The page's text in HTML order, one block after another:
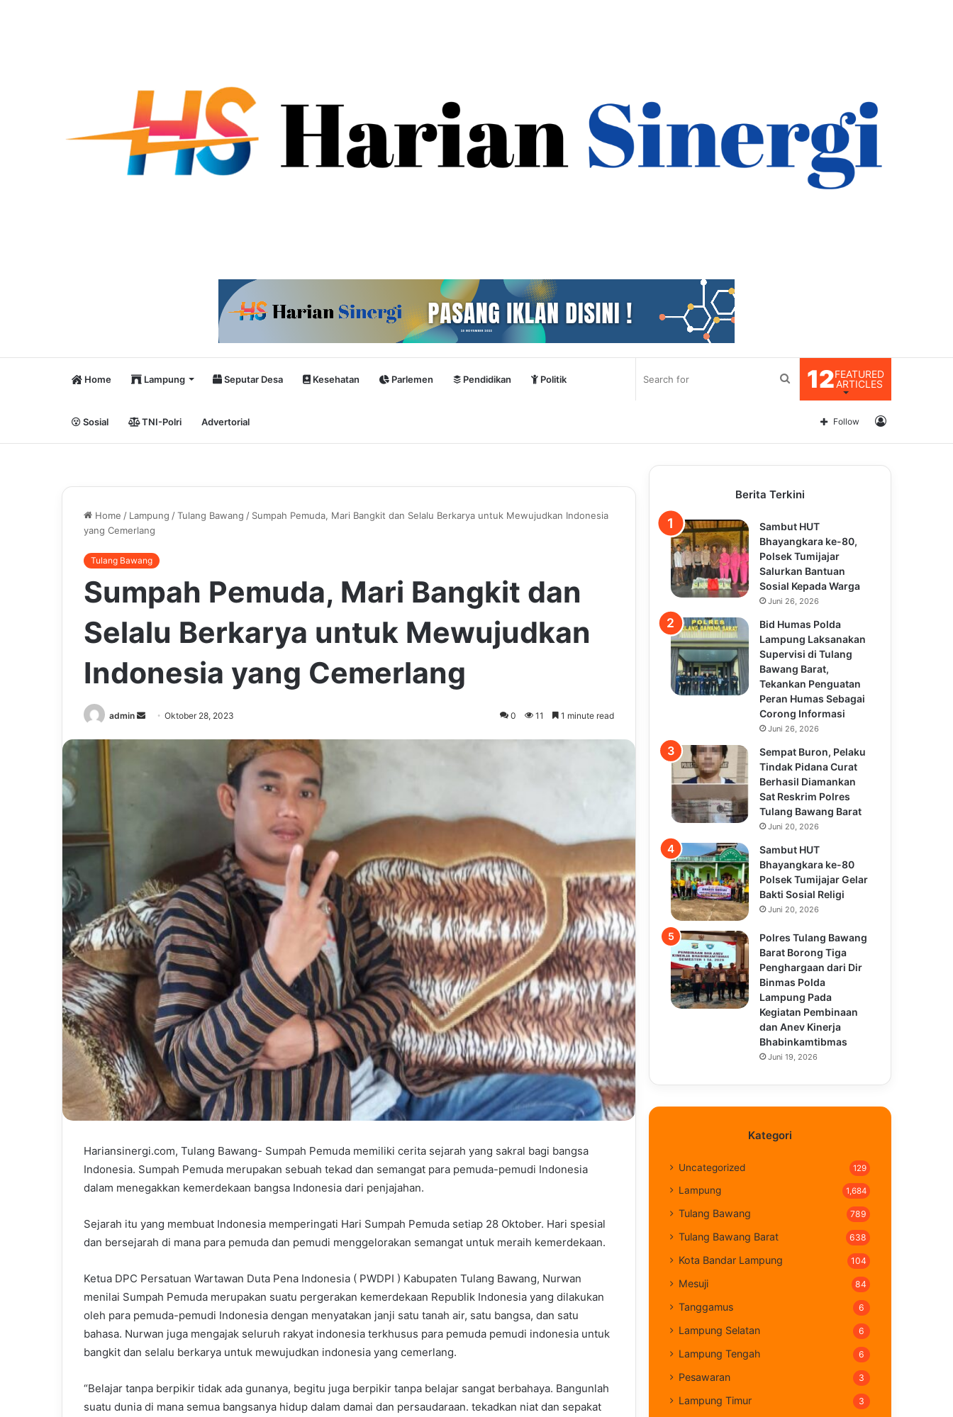
Home Lampung Seputar Desa Kesehatan Parlemen Pendidikan Politik
Sosial TNI-Polri Advertorial
12FEATURED
ARTICLES
Search
Log
Follow
Home / Lampung /Tulang Bawang / Sumpah Pemuda, Mari Bangkit dan Selalu Berkarya untuk Mewujudkan Indonesia
yang Cemerlang
Tulang Bawang
Sumpah Pemuda, Mari Bangkit dan
Selalu Berkarya untuk Mewujudkan
Indonesia yang Cemerlang
admin
SendOktober 28, 2023 0 11 1 minute read
Hariansinergi.com, Tulang Bawang- Sumpah Pemuda memiliki cerita sejarah yang sakral bagi bangsa
Indonesia. Sumpah Pemuda merupakan sebuah tekad dan semangat para pemuda-pemudi Indonesia
dalam menegakkan kemerdekaan bangsa Indonesia dari penjajahan.
Sejarah itu yang membuat Indonesia memperingati Hari Sumpah Pemuda setiap 28 Oktober. Hari spesial
dan bersejarah di mana para pemuda dan pemudi menggelorakan semangat untuk meraih kemerdekaan.
Ketua DPC Persatuan Wartawan Duta Pena Indonesia ( PWDPI ) Kabupaten Tulang Bawang, Nurwan
menilai Sumpah Pemuda merupakan suatu pergerakan kemerdekaan Republik Indonesia yang dilakukan
oleh para pemuda-pemudi Indonesia dengan menyatakan janji satu tanah air, satu bangsa, dan satu
bahasa. Nurwan juga mengajak seluruh rakyat indonesia terkhusus para pemuda pemudi indonesia untuk
bangkit dan selalu berkarya untuk mewujudkan indonesia yang cemerlang.
“Belajar tanpa berpikir tidak ada gunanya, begitu juga berpikir tanpa belajar sangat berbahaya. Bangunlah
suatu dunia di mana semua bangsanya hidup dalam damai dan persaudaraan. tekadkan niat dan sepakat
Berita Terkini
Sambut HUT
Bhayangkara ke-80,
Polsek Tumijajar
Salurkan Bantuan
Sosial Kepada Warga
Juni 26, 2026
Bid Humas Polda
Lampung Laksanakan
Supervisi di Tulang
Bawang Barat,
Tekankan Penguatan
Peran Humas Sebagai
Corong Informasi
Juni 26, 2026
Sempat Buron, Pelaku
Tindak Pidana Curat
Berhasil Diamankan
Sat Reskrim Polres
Tulang Bawang Barat
Juni 20, 2026
Sambut HUT
Bhayangkara ke-80
Polsek Tumijajar Gelar
Bakti Sosial Religi
Juni 20, 2026
Polres Tulang Bawang
Barat Borong Tiga
Penghargaan dari Dir
Binmas Polda
Lampung Pada
Kegiatan Pembinaan
dan Anev Kinerja
Bhabinkamtibmas
Juni 19, 2026
Kategori
Uncategorized 129
Lampung 1,684
Tulang Bawang 789
Tulang Bawang Barat 638
Kota Bandar Lampung 104
Mesuji 84
Tanggamus 6
Lampung Selatan 6
Lampung Tengah 6
Pesawaran 3
Lampung Timur 3